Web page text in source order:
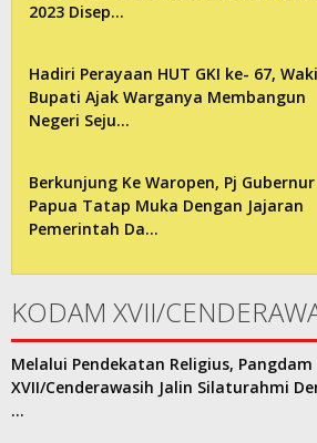
2023 Disep…
Hadiri Perayaan HUT GKI ke- 67,
Bupati Ajak Warganya Membangun
Negeri Seju…
Berkunjung Ke Waropen, Pj Gubernur
Papua Tatap Muka Dengan Jajaran
Pemerintah Da…
KODAM XVII/
Melalui Pendekatan Religius, Pangdam
XVII/Cenderawasih Jalin Silaturahmi
…